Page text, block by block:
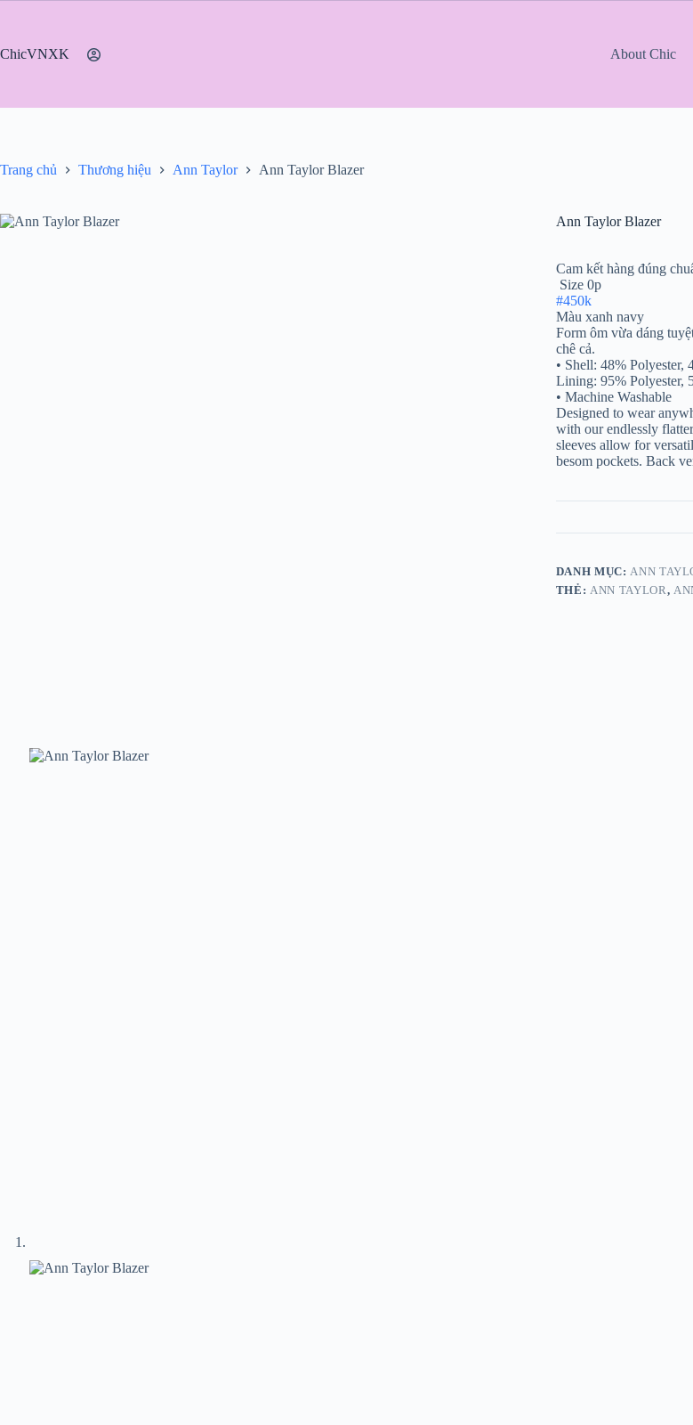
nội
ChicVNXK About Chic
Trang chủ Thương hiệu Ann Taylor Ann Taylor Blazer
Ann Taylor Blazer
Cam kết hàng đúng
Size 0p
#450k
Màu xanh navy
Form ôm vừa dáng
chê cả.
• Shell: 48% Polyester,
Lining: 95% Polyester,
• Machine Washable
Designed to wear
with our endlessly
sleeves allow for
besom pockets. Back
DANH MỤC:ANN
THẺ:ANN TAYLOR,